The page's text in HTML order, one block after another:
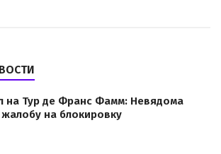
на Тур де Франс Фамм: Невядома
на блокировку